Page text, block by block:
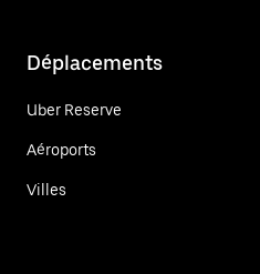
Déplacements
Uber Reserve
Aéroports
Villes